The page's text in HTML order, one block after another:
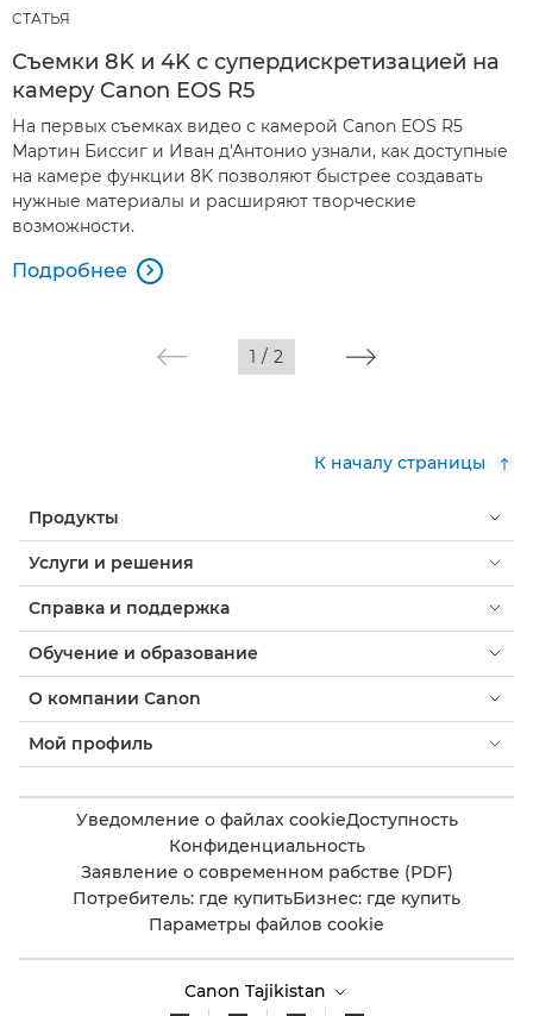
СТАТЬЯ
Съемки 8K и 4K с супердискретизацией на
камеру Canon EOS R5
На первых съемках видео с камерой Canon EOS R5
Мартин Биссиг и Иван д'Антонио узнали, как доступные
на камере функции 8K позволяют быстрее создавать
нужные материалы и расширяют творческие
возможности.
Подробнее 
1 / 2
К началу страницы
Продукты
Услуги и решения
Справка и поддержка
Обучение и образование
О компании Canon
Мой профиль
Уведомление о файлах cookieДоступность
Конфиденциальность
Заявление о современном рабстве (PDF)
Потребитель: где купитьБизнес: где купить
Параметры файлов cookie
Canon Tajikistan